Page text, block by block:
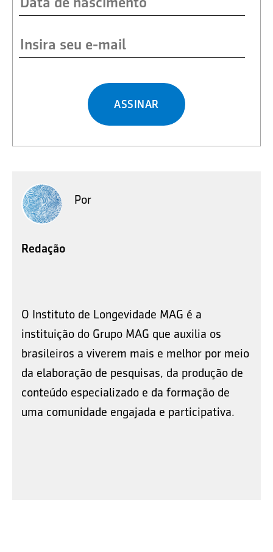
ASSINAR
Por
Redação
O Instituto de Longevidade MAG é a
instituição do Grupo MAG que auxilia os
brasileiros a viverem mais e melhor por meio
da elaboração de pesquisas, da produção de
conteúdo especializado e da formação de
uma comunidade engajada e participativa.